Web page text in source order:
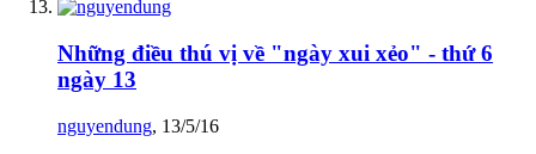
Những điều thú vị về "ngày xui xẻo" - thứ 6
ngày 13
nguyendung, 13/5/16